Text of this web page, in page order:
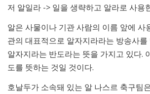
저 알일라 -> 일을 생략하고 알라로 사용
알은 사물이나 기관 사람의 이름 앞에 사
관의 대표적으로 알자지라라는 방송사를
알자지라는 반도라는 뜻을 가지고 있다.
도를 뜻하는 것일 것이다.
호날두가 소속돼 있는 알 나스르 축구팀